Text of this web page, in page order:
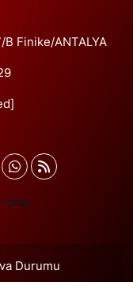
ODASI
Finike/ANTALYA
Durumu